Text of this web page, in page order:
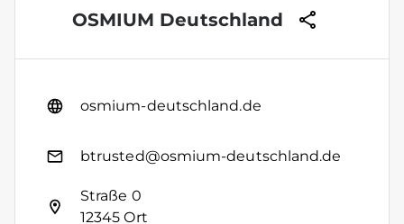
OSMIUM Deutschland
osmium-deutschland.de
btrusted@osmium-deutschland.de
Straße 0
12345 Ort